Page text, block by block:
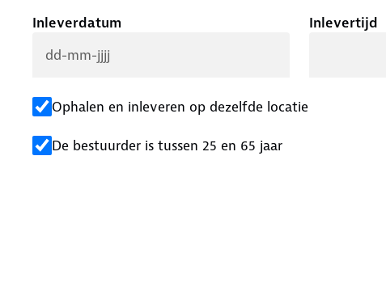
Inleverdatum Inlevertijd
Ophalen en inleveren op dezelfde locatie
De bestuurder is tussen 25 en 65 jaar